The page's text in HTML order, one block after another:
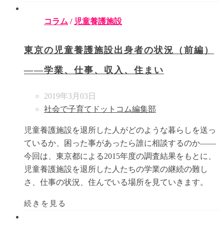
コラム / 児童養護施設
東京の児童養護施設出身者の状況（前編）
――学業、仕事、収入、住まい
2019年3月03日
社会で子育てドットコム編集部
児童養護施設を退所した人がどのような暮らしを送っ
ているか、困った事があったら誰に相談するのか――
今回は、東京都による2015年度の調査結果をもとに、
児童養護施設を退所した人たちの学業の継続の難し
さ、仕事の状況、住んでいる場所を見ていきます。
続きを見る